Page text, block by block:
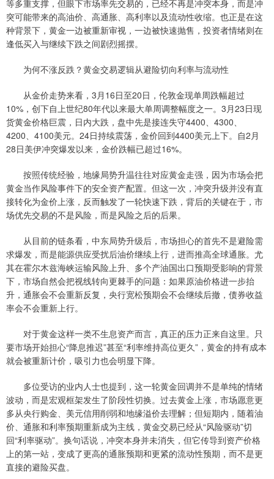
等多重支撑，但眼下市场率先交易的，已经不再是冲突本身，而是冲
突可能带来的高油价、高通胀、高利率以及流动性收缩。也正是在这
种背景下，黄金一边被重新审视，一边被快速抛售，投资者情绪则在
逢低买入与继续下跌之间剧烈摇摆。
为何不涨反跌？黄金交易逻辑从避险切向利率与流动性
从金价走势来看，3月16日至20日，伦敦金现单周跌幅超过
10%，创下自上世纪80年代以来最大单周调整幅度之一。3月23日现
货黄金价格巨震，日内大跌，盘中先是接连失守4400、4300、
4200、4100美元。24日持续震荡，金价回到4400美元上下。自2月
28日美伊冲突爆发以来，金价跌幅已超过16%。
按照传统经验，地缘局势升温往往对应黄金走强，因为市场会把
黄金当作风险事件下的安全资产配置。但这一次，冲突升级并没有直
接转化为金价上涨，反而触发了一轮快速下跌，背后的关键在于，市
场优先交易的不是风险，而是风险之后的后果。
从目前的链条看，中东局势升级后，市场担心的首先不是避险需
求爆发，而是能源供应受扰后油价继续上行，进而推高全球通胀。尤
其在霍尔木兹海峡运输风险上升、多个产油国出口预期受影响的背景
下，市场自然会把视线转向更棘手的问题：如果原油价格进一步抬
升，通胀会不会重新反复，央行宽松预期会不会继续后撤，债券收益
率会不会重新上行。
对于黄金这样一类不生息资产而言，真正的压力正来自这里。只
要市场开始担心“降息推迟”甚至“利率维持高位更久”，黄金的持有成本
就会被重新计价，吸引力也会明显下降。
多位受访的业内人士也提到，这一轮黄金回调并不是单纯的情绪
波动，而是宏观框架发生了阶段性切换。过去黄金上涨，市场愿意更
多从央行购金、美元信用削弱和地缘溢价去理解；但短期内，随着油
价、通胀和利率预期重新成为主线，黄金交易已经从“风险驱动”切
回“利率驱动”。换句话说，冲突本身并未消失，但它传导到资产价格
上的第一站，变成了更高的通胀预期和更紧的流动性预期，而不是更
直接的避险买盘。